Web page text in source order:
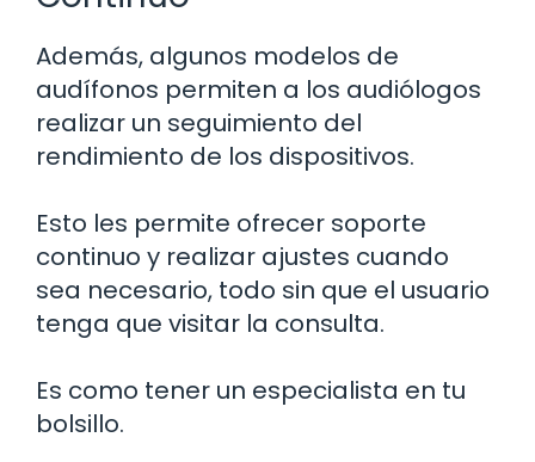
Además, algunos modelos de
audífonos permiten a los audiólogos
realizar un seguimiento del
rendimiento de los dispositivos.
Esto les permite ofrecer soporte
continuo y realizar ajustes cuando
sea necesario, todo sin que el usuario
tenga que visitar la consulta.
Es como tener un especialista en tu
bolsillo.